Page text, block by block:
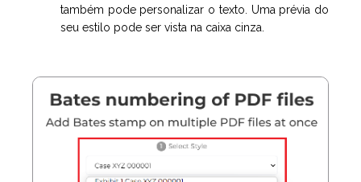
também pode personalizar o texto. Uma prévia do
seu estilo pode ser vista na caixa cinza.